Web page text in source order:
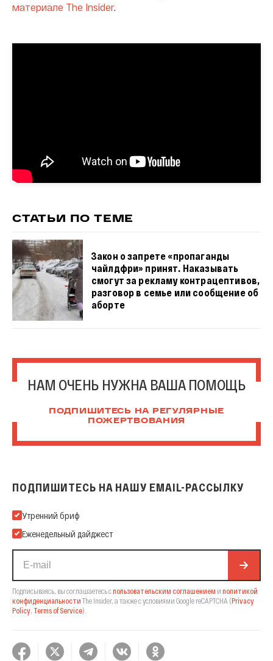
материале The Insider.
СТАТЬИ ПО ТЕМЕ
Закон о запрете «пропаганды
чайлдфри» принят. Наказывать
смогут за рекламу контрацептивов,
разговор в семье или сообщение об
аборте
НАМ ОЧЕНЬ НУЖНА ВАША ПОМОЩЬ
ПОДПИШИТЕСЬ НА РЕГУЛЯРНЫЕ
ПОЖЕРТВОВАНИЯ
ПОДПИШИТЕСЬ НА НАШУ EMAIL-РАССЫЛКУ
Подпишитесь на нашу Email-рассылку
Утренний бриф
Еженедельный дайджест
Подписываясь, вы соглашаетесь спользовательским соглашением и политикой
конфиденциальности The Insider, а также с условиями Google reCAPTCHA (Privacy
Policy, Terms of Service).